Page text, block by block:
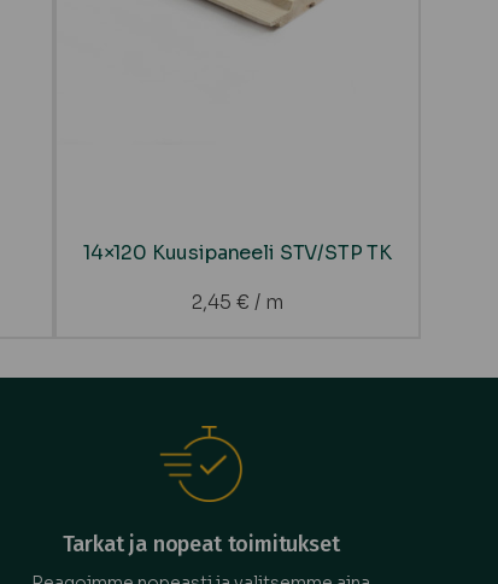
14×120 Kuusipaneeli STV/STP TK
2,45 € / m
Tarkat ja nopeat toimitukset